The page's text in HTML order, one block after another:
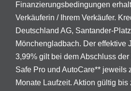
Finanzierungsbedingungen
Verkäuferin / Ihrem Verkäufer.
Deutschland AG, Santander-
Mönchengladbach. Der effektive
3,99% gilt bei dem Abschluss
Safe Pro und AutoCare** jeweils
Monate Laufzeit. Aktion gültig